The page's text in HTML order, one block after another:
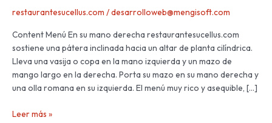
restaurantesucellus.com /desarrolloweb@mengisoft.com
Content Menú En su mano derecha restaurantesucellus.com
sostiene una pátera inclinada hacia un altar de planta cilíndrica.
Lleva una vasija o copa en la mano izquierda y un mazo de
mango largo en la derecha. Porta su mazo en su mano derecha y
una olla romana en su izquierda. El menú muy rico y asequible, […]
del
precios
y
reseñas
Leer más »